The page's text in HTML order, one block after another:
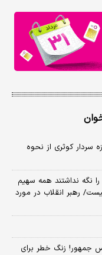
سردار کوثری از نحوه
را نگه نداشتند همه سهیم
رهبر انقلاب در مورد
جمهور! زنگ خطر برای